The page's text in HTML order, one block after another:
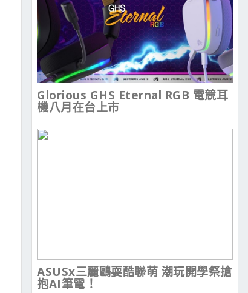
Glorious GHS Eternal RGB 電競耳
機八月在台上市
ASUSx三麗鷗耍酷聯萌 潮玩開學祭搶
抱AI筆電！